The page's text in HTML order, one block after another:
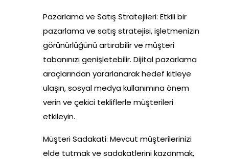
Pazarlama ve Satış Stratejileri: Etkili bir
pazarlama ve satış stratejisi, işletmenizin
görünürlüğünü artırabilir ve müşteri
tabanınızı genişletebilir. Dijital pazarlama
araçlarından yararlanarak hedef kitleye
ulaşın, sosyal medya kullanımına önem
verin ve çekici tekliflerle müşterileri
etkileyin.
Müşteri Sadakati: Mevcut müşterilerinizi
elde tutmak ve sadakatlerini kazanmak,